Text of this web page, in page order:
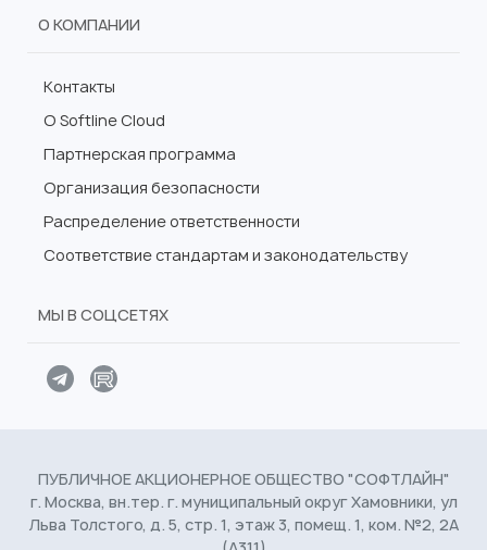
О КОМПАНИИ
Контакты
О Softline Cloud
Партнерская программа
Организация безопасности
Распределение ответственности
Соответствие стандартам и законодательству
МЫ В СОЦСЕТЯХ
ПУБЛИЧНОЕ АКЦИОНЕРНОЕ ОБЩЕСТВО "СОФТЛАЙН"
г. Москва, вн.тер. г. муниципальный округ Хамовники, ул
Льва Толстого, д. 5, стр. 1, этаж 3, помещ. 1, ком. №2, 2А